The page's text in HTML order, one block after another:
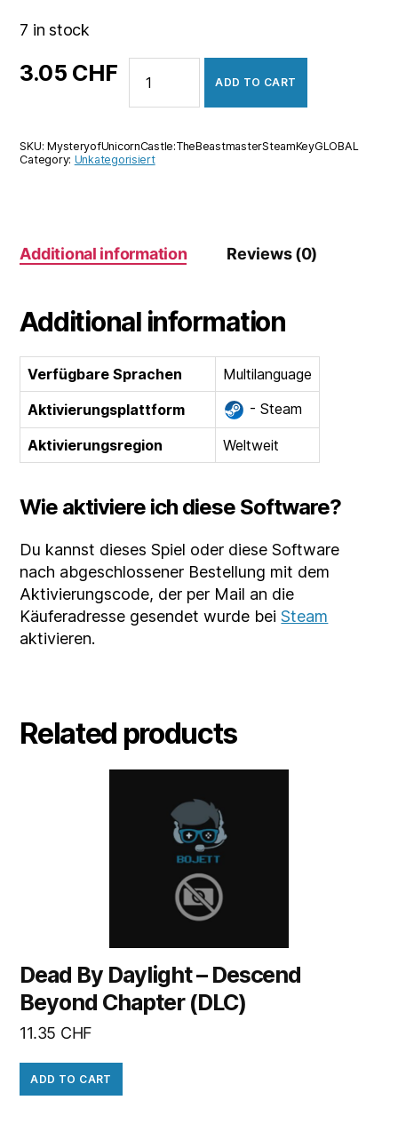
7 in stock
3.05 CHF
Unicorn
The
ADD TO CART
SKU:MysteryofUnicornCastle:TheBeastmasterSteamKeyGLOBAL
Category: Unkategorisiert
Additional information Reviews (0)
Additional information
Verfügbare Sprachen
Multilanguage
Aktivierungsplattform
- Steam
Aktivierungsregion Weltweit
Wie aktiviere ich diese Software?
Du kannst dieses Spiel oder diese Software
nach abgeschlossener Bestellung mit dem
Aktivierungscode, der per Mail an die
Käuferadresse gesendet wurde beiSteam
aktivieren.
Related products
Dead By Daylight – Descend
Beyond Chapter (DLC)
11.35 CHF
ADD TO CART